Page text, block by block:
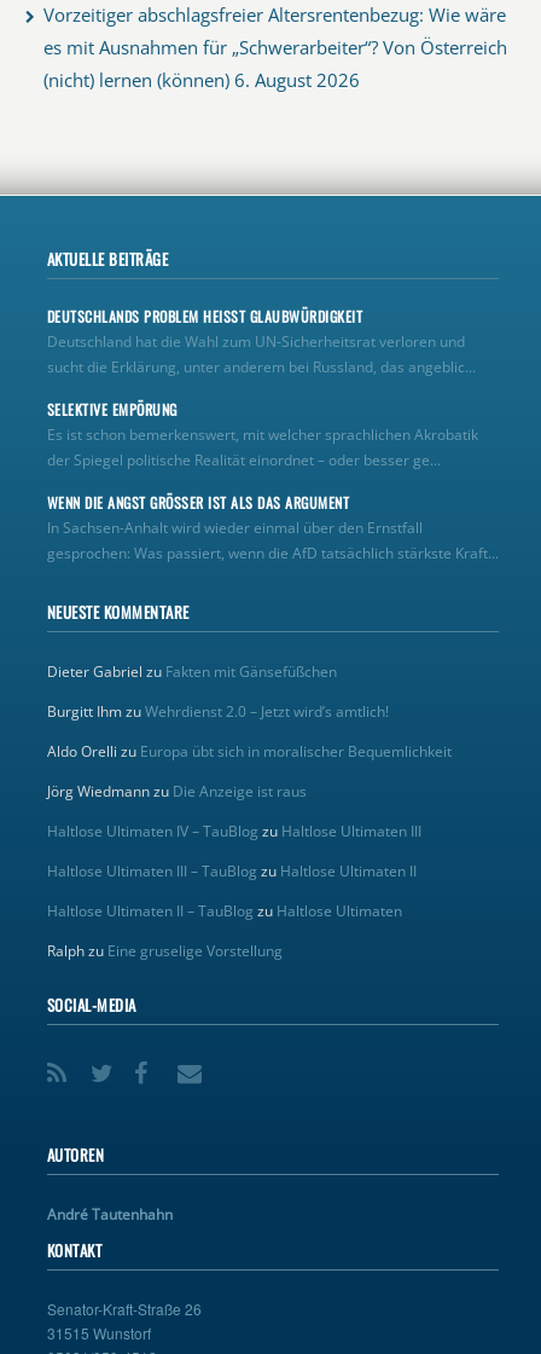
Vorzeitiger abschlagsfreier Altersrentenbezug: Wie wäre
es mit Ausnahmen für „Schwerarbeiter“? Von Österreich
(nicht) lernen (können) 6. August 2026
AKTUELLE BEITRÄGE
DEUTSCHLANDS PROBLEM HEISST GLAUBWÜRDIGKEIT
Deutschland hat die Wahl zum UN‑Sicherheitsrat verloren und
sucht die Erklärung, unter anderem bei Russland, das angeblic...
SELEKTIVE EMPÖRUNG
Es ist schon bemerkenswert, mit welcher sprachlichen Akrobatik
der Spiegel politische Realität einordnet – oder besser ge...
WENN DIE ANGST GRÖSSER IST ALS DAS ARGUMENT
In Sachsen-Anhalt wird wieder einmal über den Ernstfall
gesprochen: Was passiert, wenn die AfD tatsächlich stärkste Kraft...
NEUESTE KOMMENTARE
Dieter Gabriel zu Fakten mit Gänsefüßchen
Burgitt IhmzuWehrdienst 2.0 – Jetzt wird’s amtlich!
Aldo Orelli zu Europa übt sich in moralischer Bequemlichkeit
Jörg Wiedmannzu Die Anzeige ist raus
Haltlose Ultimaten IV – TauBlog zu Haltlose Ultimaten III
Haltlose Ultimaten III – TauBlog zu Haltlose Ultimaten II
Haltlose Ultimaten II – TauBlog zu Haltlose Ultimaten
Ralphzu Eine gruselige Vorstellung
SOCIAL-MEDIA
AUTOREN
André Tautenhahn
KONTAKT
Senator-Kraft-Straße 26
31515 Wunstorf